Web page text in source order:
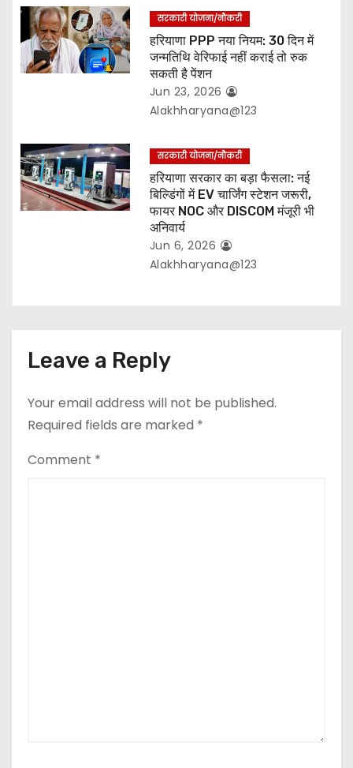
सरकारी योजना/नौकरी
हरियाणा PPP नया नियम: 30 दिन में
जन्मतिथि वेरिफाई नहीं कराई तो रुक
सकती है पेंशन
Jun 23, 2026
Alakhharyana@123
सरकारी योजना/नौकरी
हरियाणा सरकार का बड़ा फैसला: नई
बिल्डिंगों में EV चार्जिंग स्टेशन जरूरी,
फायर NOC और DISCOM मंजूरी भी
अनिवार्य
Jun 6, 2026
Alakhharyana@123
Leave a Reply
Your email address will not be published.
Required fields are marked *
Comment *